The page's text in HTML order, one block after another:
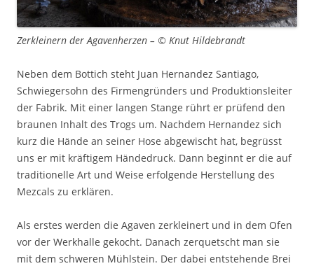
Zerkleinern der Agavenherzen – © Knut Hildebrandt
Neben dem Bottich steht Juan Hernandez Santiago,
Schwiegersohn des Firmengründers und Produktionsleiter
der Fabrik. Mit einer langen Stange rührt er prüfend den
braunen Inhalt des Trogs um. Nachdem Hernandez sich
kurz die Hände an seiner Hose abgewischt hat, begrüsst
uns er mit kräftigem Händedruck. Dann beginnt er die auf
traditionelle Art und Weise erfolgende Herstellung des
Mezcals zu erklären.
Als erstes werden die Agaven zerkleinert und in dem Ofen
vor der Werkhalle gekocht. Danach zerquetscht man sie
mit dem schweren Mühlstein. Der dabei entstehende Brei